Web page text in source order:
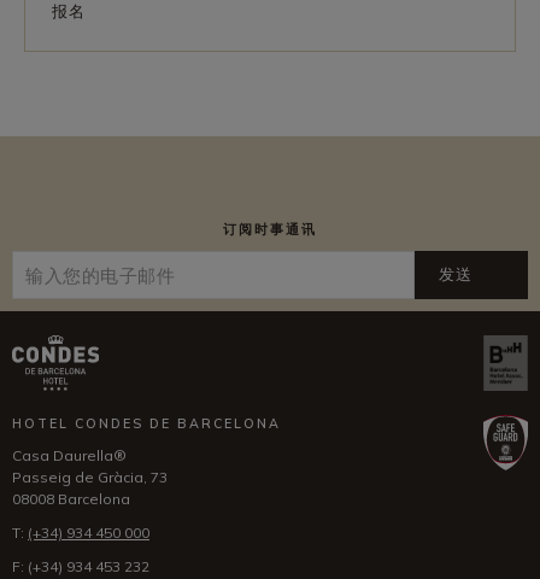
报名
订阅时事通讯
发送
HOTEL CONDES DE BARCELONA
Casa Daurella®
Passeig de Gràcia, 73
08008 Barcelona
T: (+34) 934 450 000
F: (+34) 934 453 232